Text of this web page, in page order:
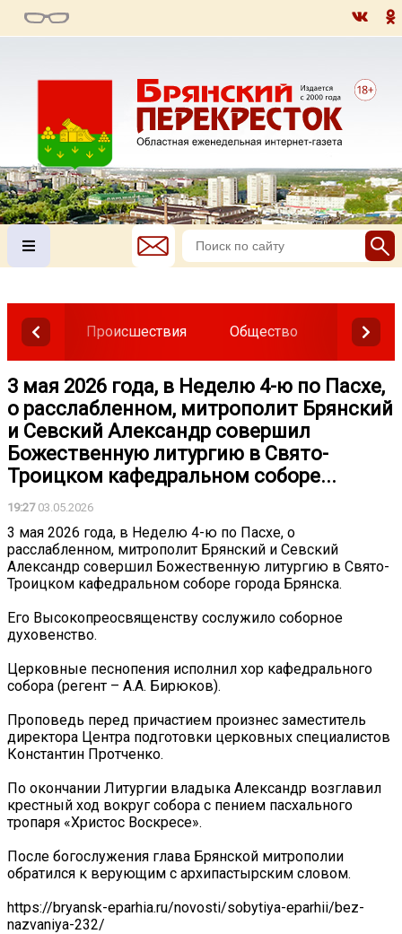
Происшествия Общество Власть
3 мая 2026 года, в Неделю 4-ю по Пасхе,
о расслабленном, митрополит Брянский
и Севский Александр совершил
Божественную литургию в Свято-
Троицком кафедральном соборе...
19:2703.05.2026
3 мая 2026 года, в Неделю 4-ю по Пасхе, о
расслабленном, митрополит Брянский и Севский
Александр совершил Божественную литургию в Свято-
Троицком кафедральном соборе города Брянска.
Его Высокопреосвященству сослужило соборное
духовенство.
Церковные песнопения исполнил хор кафедрального
собора (регент – А.А. Бирюков).
Проповедь перед причастием произнес заместитель
директора Центра подготовки церковных специалистов
Константин Протченко.
По окончании Литургии владыка Александр возглавил
крестный ход вокруг собора с пением пасхального
тропаря «Христос Воскресе».
После богослужения глава Брянской митрополии
обратился к верующим с архипастырским словом.
https://bryansk-eparhia.ru/novosti/sobytiya-eparhii/bez-
nazvaniya-232/